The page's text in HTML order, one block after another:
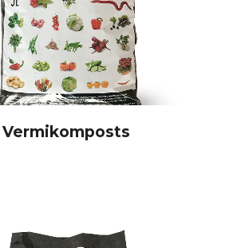
Vermikomposts